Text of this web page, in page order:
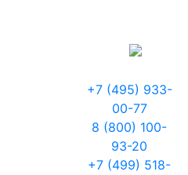
+7 (495) 933-
00-77
8 (800) 100-
93-20
+7 (499) 518-